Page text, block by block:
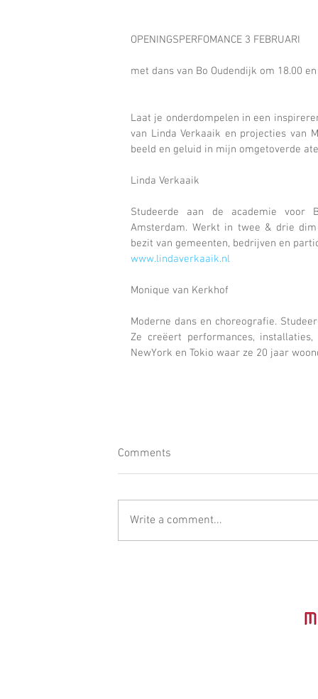
OPENINGSPERFOMANCE 3 FEBRUARI
met dans van Bo Oudendijk om 18.00
Laat je onderdompelen in een
van Linda Verkaaik en projecties van
beeld en geluid in mijn omgetoverde
Linda Verkaaik
Studeerde aan de academie voor
Amsterdam. Werkt in twee & drie
bezit van gemeenten, bedrijven en
www.lindaverkaaik.nl
Monique van Kerkhof
Moderne dans en choreografie.
Ze creëert performances,
NewYork en Tokio waar ze 20 jaar
Comments
Write a comment...